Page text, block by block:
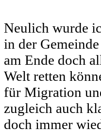
Neulich wurde
in der
am Ende doch
Welt retten
für Migration
zugleich auch
doch immer